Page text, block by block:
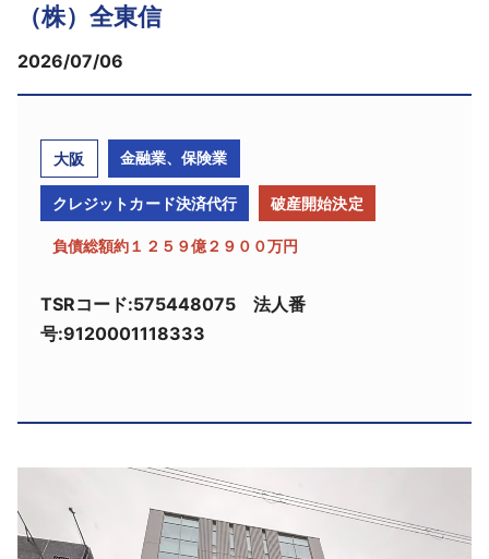
導入事例
採用情報
よくあるご質問
（株）全東信
2026/07/06
大阪 金融業、保険業
クレジットカード決済代行 破産開始決定
負債総額約１２５９億２９００万円
TSRコード:575448075 法人番
号:9120001118333